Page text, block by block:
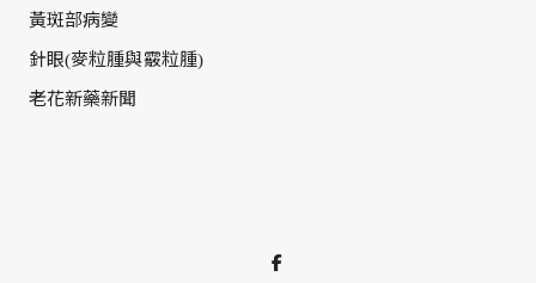
黃斑部病變
針眼(麥粒腫與霰粒腫)
老花新藥新聞